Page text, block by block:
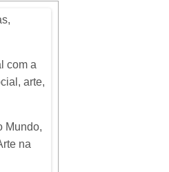
com a
arte,
Mundo,
na